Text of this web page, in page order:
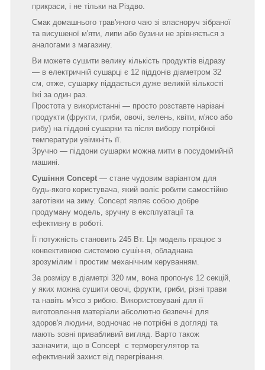
прикраси, і не тільки на Різдво.
Смак домашнього трав'яного чаю зі власноруч зібраної
та висушеної м'яти, липи або бузини не зрівняється з
аналогами з магазину.
Ви можете сушити велику кількість продуктів відразу
— в електричній сушарці є 12 піддонів діаметром 32
см, отже, сушарку піддається дуже великій кількості
їжі за один раз.
Простота у використанні — просто розставте нарізані
продукти (фрукти, гриби, овочі, зелень, квіти, м'ясо або
рибу) на піддоні сушарки та після вибору потрібної
температури увімкніть її.
Зручно — піддони сушарки можна мити в посудомийній
машині.
Сушіння Concept — стане чудовим варіантом для
будь-якого користувача, який воліє робити самостійно
заготівки на зиму. Concept являє собою добре
продуману модель, зручну в експлуатації та
ефективну в роботі.
Її потужність становить 245 Вт. Ця модель працює з
конвективною системою сушіння, обладнана
зрозумілим і простим механічним керуванням.
За розміру в діаметрі 320 мм, вона пропонує 12 секцій,
у яких можна сушити овочі, фрукти, гриби, різні трави
та навіть м'ясо з рибою. Використовувані для її
виготовлення матеріали абсолютно безпечні для
здоров'я людини, водночас не потрібні в догляді та
мають зовні привабливий вигляд. Варто також
зазначити, що в Concept є терморегулятор та
ефективний захист від перегрівання.